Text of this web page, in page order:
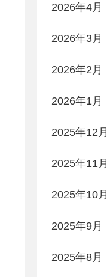
2026年4月
2026年3月
2026年2月
2026年1月
2025年12月
2025年11月
2025年10月
2025年9月
2025年8月